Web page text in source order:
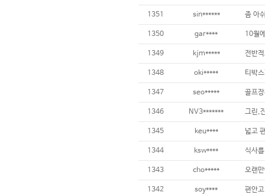
1351 sin******
1350 gar****
1349 kjm***** 전반
1348 oki*****
1347 seo*****
1346 NV3*******
1345 keu****
1344 ksw****
1343 cho*****
1342 soy****